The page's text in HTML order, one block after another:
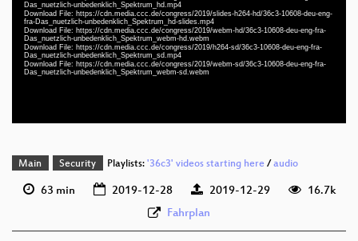
Das_nuetzlich-unbedenklich_Spektrum_hd.mp4
Download File: https://cdn.media.ccc.de/congress/2019/slides-h264-hd/36c3-10608-deu-eng-
fra-Das_nuetzlich-unbedenklich_Spektrum_hd-slides.mp4
Download File: https://cdn.media.ccc.de/congress/2019/webm-hd/36c3-10608-deu-eng-fra-
Das_nuetzlich-unbedenklich_Spektrum_webm-hd.webm
Download File: https://cdn.media.ccc.de/congress/2019/h264-sd/36c3-10608-deu-eng-fra-
Das_nuetzlich-unbedenklich_Spektrum_sd.mp4
Download File: https://cdn.media.ccc.de/congress/2019/webm-sd/36c3-10608-deu-eng-fra-
Das_nuetzlich-unbedenklich_Spektrum_webm-sd.webm
deu
slides deu-eng-fra 1080p (mp4)
deu-eng-fra 1080p (webm)
deu-eng-fra 576p (mp4)
deu-eng-fra 576p (webm)
Main Security Playlists: '36c3' videos starting here/audio
63 min 2019-12-28 2019-12-29
16.7k
Fahrplan